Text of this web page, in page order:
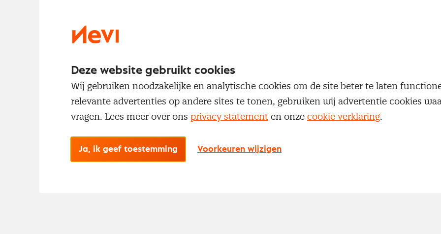
inkoopprofessionals
Toegang tot diepgaande inkoopkennis en de
ontwikkelingen
Maak een Nevi account aan
Deze website gebruikt cookies
Wij gebruiken noodzakelijke en analytische cookies om de site beter te laten
relevante advertenties op andere sites te tonen, gebruiken wij advertentie cookies
vragen. Lees meer over ons privacy statement en onze cookie verklaring.
Ja, ik geef toestemming Voorkeuren wijzigen